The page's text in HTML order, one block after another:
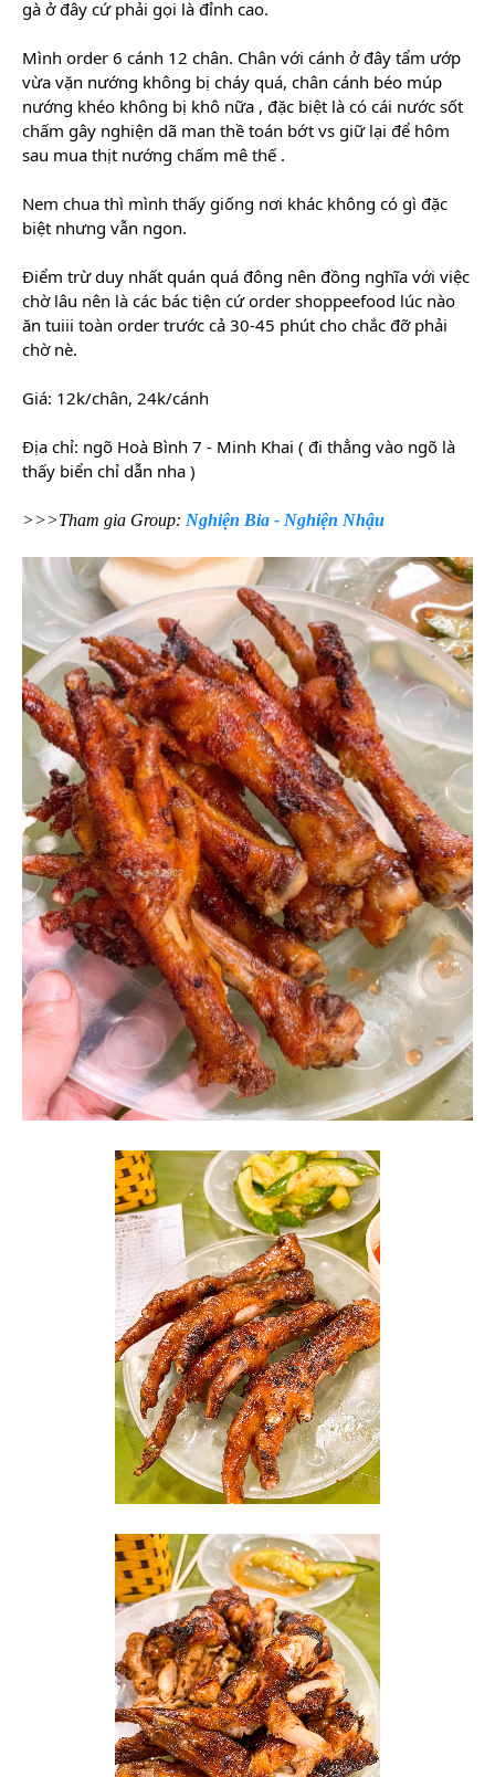
gà ở đây cứ phải gọi là đỉnh cao.
Mình order 6 cánh 12 chân. Chân với cánh ở đây tẩm ướp
vừa vặn nướng không bị cháy quá, chân cánh béo múp
nướng khéo không bị khô nữa , đặc biệt là có cái nước sốt
chấm gây nghiện dã man thề toán bớt vs giữ lại để hôm
sau mua thịt nướng chấm mê thế .
Nem chua thì mình thấy giống nơi khác không có gì đặc
biệt nhưng vẫn ngon.
Điểm trừ duy nhất quán quá đông nên đồng nghĩa với việc
chờ lâu nên là các bác tiện cứ order shoppeefood lúc nào
ăn tuiii toàn order trước cả 30-45 phút cho chắc đỡ phải
chờ nè.
Giá: 12k/chân, 24k/cánh
Địa chỉ: ngõ Hoà Bình 7 - Minh Khai ( đi thẳng vào ngõ là
thấy biển chỉ dẫn nha )
>>>Tham gia Group: Nghiện Bia - Nghiện Nhậu